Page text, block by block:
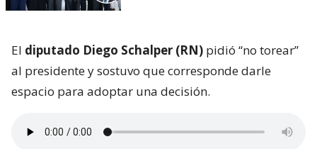
El diputado Diego Schalper (RN) pidió “no torear”
al presidente y sostuvo que corresponde darle
espacio para adoptar una decisión.